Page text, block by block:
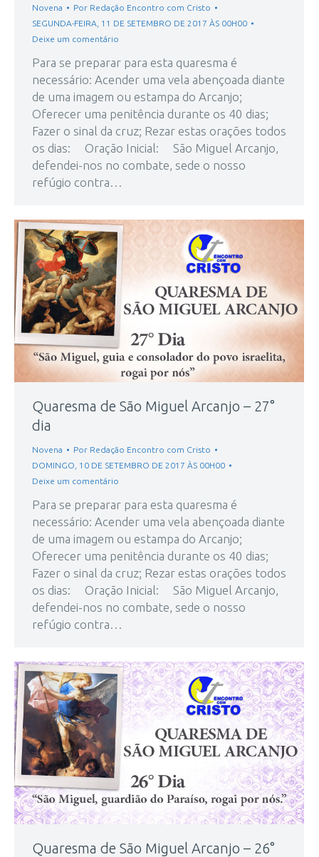
Novena Por Redação Encontro com Cristo
SEGUNDA-FEIRA, 11 DE SETEMBRO DE 2017 ÀS 00H00
Deixe um comentário
Para se preparar para esta quaresma é
necessário: Acender uma vela abençoada diante
de uma imagem ou estampa do Arcanjo;
Oferecer uma penitência durante os 40 dias;
Fazer o sinal da cruz; Rezar estas orações todos
os dias: Oração Inicial: São Miguel Arcanjo,
defendei-nos no combate, sede o nosso
refúgio contra…
Quaresma de São Miguel Arcanjo – 27°
dia
Novena Por Redação Encontro com Cristo
DOMINGO, 10 DE SETEMBRO DE 2017 ÀS 00H00
Deixe um comentário
Para se preparar para esta quaresma é
necessário: Acender uma vela abençoada diante
de uma imagem ou estampa do Arcanjo;
Oferecer uma penitência durante os 40 dias;
Fazer o sinal da cruz; Rezar estas orações todos
os dias: Oração Inicial: São Miguel Arcanjo,
defendei-nos no combate, sede o nosso
refúgio contra…
Quaresma de São Miguel Arcanjo – 26°